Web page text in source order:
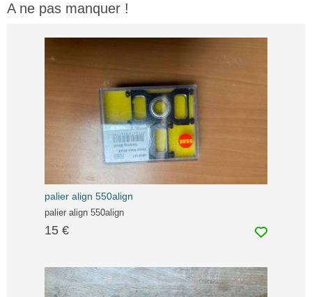
A ne pas manquer !
palier align 550align
palier align 550align
15 €